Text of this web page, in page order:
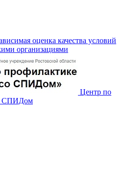
оценка качества условий
организациями
Центр по
СПИДом